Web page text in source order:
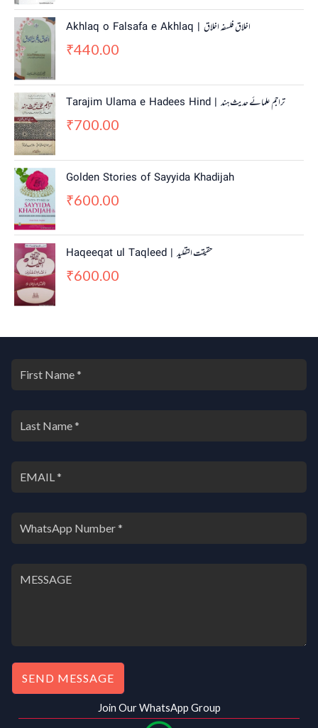
Akhlaq o Falsafa e Akhlaq | اخلاق فلسفہ اخلاق
₹440.00
Tarajim Ulama e Hadees Hind | تراجم علمائے حديث ہند
₹700.00
Golden Stories of Sayyida Khadijah
₹600.00
Haqeeqat ul Taqleed | حقیقت التقلید
₹600.00
SEND MESSAGE
Join Our WhatsApp Group